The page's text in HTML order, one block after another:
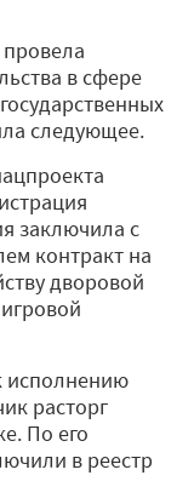
в сфере
следующее.
заключила с
контракт на
дворовой
исполнению
расторг
По его
в реестр